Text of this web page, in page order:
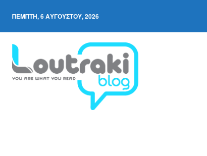
ΠΈΜΠΤΗ, 6 ΑΥΓΟΎΣΤΟΥ, 2026